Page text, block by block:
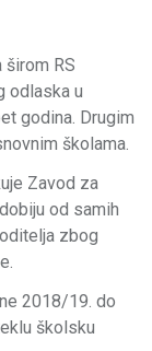
širom RS
odlaska u
godina. Drugim
školama.
Zavod za
od samih
zbog
2018/19. do
školsku